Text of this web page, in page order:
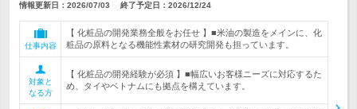
情報更新日：2026/07/03 終了予定日： 2026/12/24
仕事内容
【 化粧品の開発業務全般をお任せ 】■米油の製造をメインに、化
粧品の原料となる機能性素材の研究開発も担っています。
対象と
なる方
【 化粧品の開発経験が必須 】■幅広いお客様ニーズに対応するた
め、タイやベトナムにも拠点を構えています。